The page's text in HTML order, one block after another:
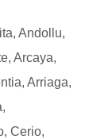
Andollu,
Arcaya,
Arriaga,
Cerio,